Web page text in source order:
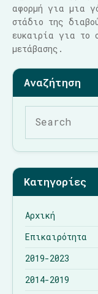
αφορμή για μια
στάδιο της
ευκαιρία για το
μετάβασης.
Κατηγορίες
Αρχική
Επικαιρότητα
2019-2023
2014-2019